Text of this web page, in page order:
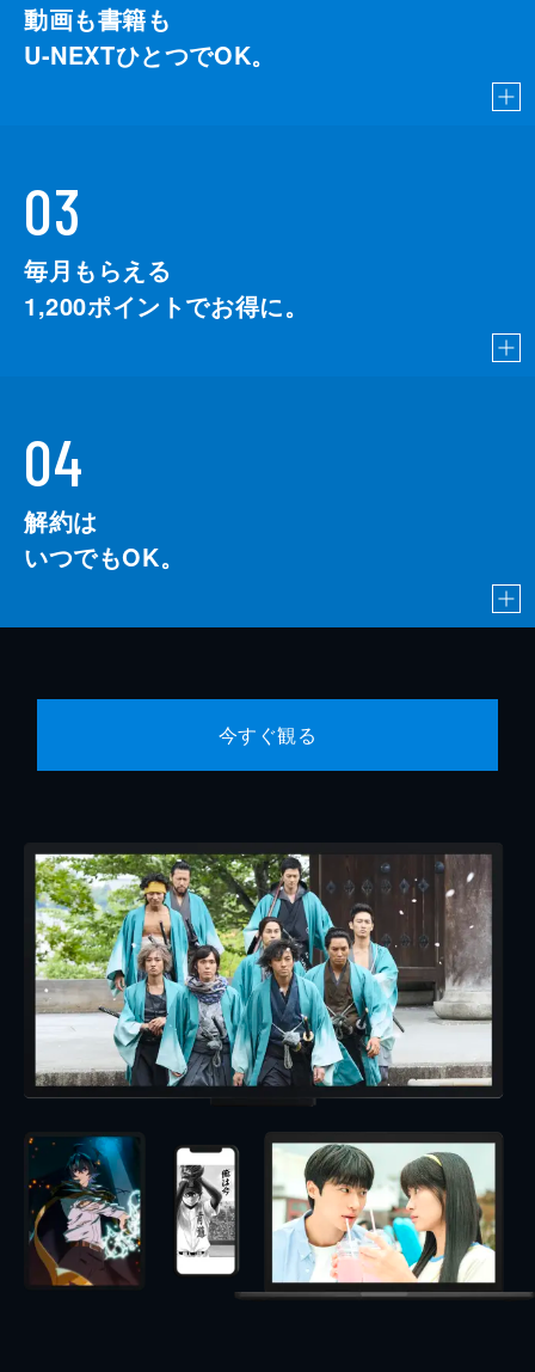
動画も書籍も
U-NEXTひとつでOK。
03
毎月もらえる
1,200ポイントでお得に。
04
解約は
いつでもOK。
今すぐ観る